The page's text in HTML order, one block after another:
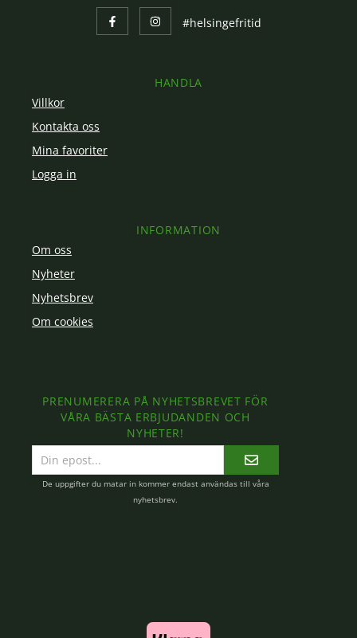
#helsingefritid
HANDLA
Villkor
Kontakta oss
Mina favoriter
Logga in
INFORMATION
Om oss
Nyheter
Nyhetsbrev
Om cookies
PRENUMERERA PÅ NYHETSBREVET FÖR
VÅRA BÄSTA ERBJUDANDEN OCH
NYHETER!
postadress
De uppgifter du matar in kommer endast användas till våra
nyhetsbrev.